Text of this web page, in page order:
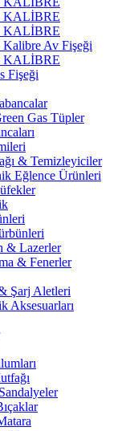
KALİBRE
KALİBRE
Kalibre Av Fişeği
KALİBRE
Fişeği
Gas Tüpler
& Temizleyiciler
Eğlence Ürünleri
& Lazerler
& Fenerler
Şarj Aletleri
Aksesuarları